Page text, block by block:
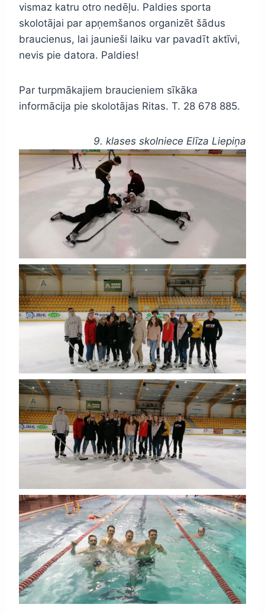
vismaz katru otro nedēļu. Paldies sporta
skolotājai par apņemšanos organizēt šādus
braucienus, lai jaunieši laiku var pavadīt aktīvi,
nevis pie datora. Paldies!
Par turpmākajiem braucieniem sīkāka
informācija pie skolotājas Ritas. T. 28 678 885.
9. klases skolniece Elīza Liepiņa